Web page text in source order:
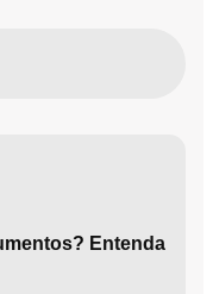
Entenda